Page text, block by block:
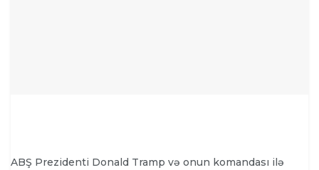
ABŞ Prezidenti Donald Tramp və onun komandası ilə